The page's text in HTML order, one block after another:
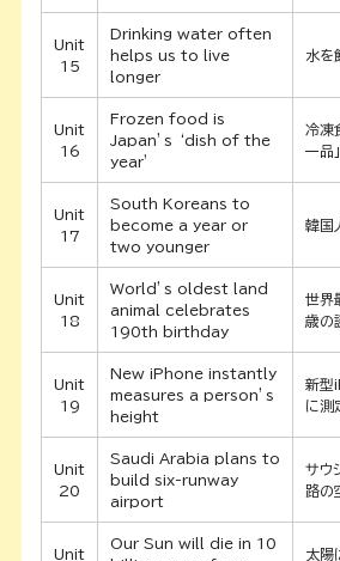
Unit
15
Drinking water often
helps us to live
longer
水を
Unit
16
Frozen food is
Japan’s ‘dish of the
year’
冷凍
一品
Unit
17
South Koreans to
become a year or
two younger
韓国
Unit
18
World’s oldest land
animal celebrates
190th birthday
世界
歳の
Unit
19
New iPhone instantly
measures a person’s
height
新型
に測
Unit
20
Saudi Arabia plans to
build six-runway
airport
サウ
路の
Unit
Our Sun will die in 10
太陽